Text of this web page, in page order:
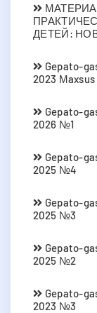
ДЕТЕЙ:
Gepato-
2023
Gepato-
2026 №1
Gepato-
2025 №4
Gepato-
2025 №3
Gepato-
2025 №2
Gepato-
2023 №3